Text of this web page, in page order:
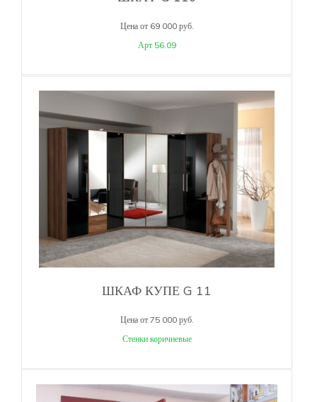
Цена от 69 000 руб.
Арт 56.09
ШКАФ КУПЕ G 11
Цена от 75 000 руб.
Стенки коричневые